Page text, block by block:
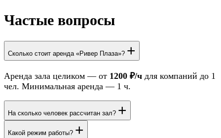
Частые вопросы
Сколько стоит аренда «Ривер Плаза»? +
Аренда зала целиком — от 1200 ₽/ч для компаний до 1
чел. Минимальная аренда — 1 ч.
На сколько человек рассчитан зал? +
Какой режим работы? +